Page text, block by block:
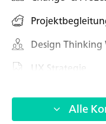
Design
UX Strategie
Digital Mgmt.
Alle
HN –
74072 Heilbronn
→ Anfahrtsplan
Impressum